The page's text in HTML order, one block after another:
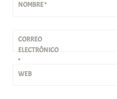
NOMBRE*
CORREO
ELECTRÓNICO
*
WEB